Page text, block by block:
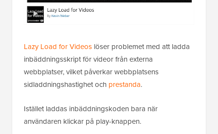
Lazy Load for Videos löser problemet med att ladda
inbäddningsskript för videor från externa
webbplatser, vilket påverkar webbplatsens
sidladdningshastighet och prestanda.
Istället laddas inbäddningskoden bara när
användaren klickar på play-knappen.